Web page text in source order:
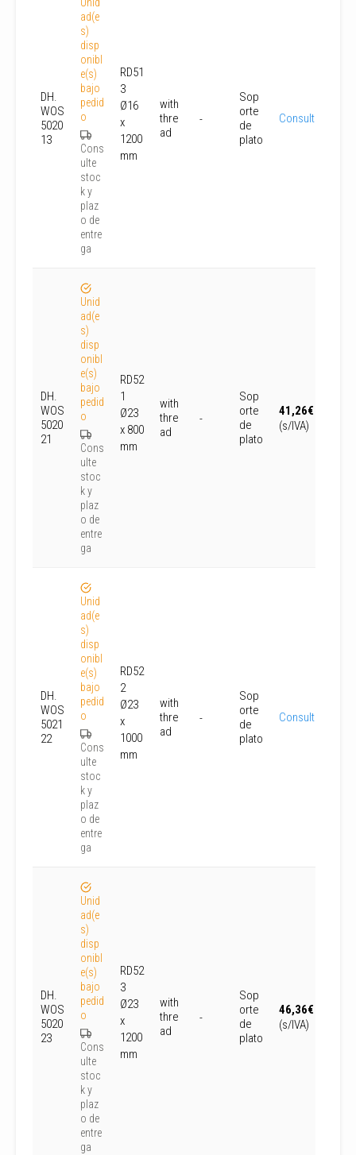
DH.
WOS
5020
13
ad(e
s)
disp
onibl
e(s)
bajo
pedid
o
Cons
ulte
stoc
k y
plaz
o de
entre
ga
RD51
3
Ø16
x
1200
mm
with
thre
ad
-
Sop
orte
de
plato
Consultar
DH.
WOS
5020
21
Unid
ad(e
s)
disp
onibl
e(s)
bajo
pedid
o
Cons
ulte
stoc
k y
plaz
o de
entre
ga
RD52
1
Ø23
x 800
mm
with
thre
ad
-
Sop
orte
de
plato
41,26€
(s/IVA)
DH.
WOS
5021
22
Unid
ad(e
s)
disp
onibl
e(s)
bajo
pedid
o
Cons
ulte
stoc
k y
plaz
o de
entre
ga
RD52
2
Ø23
x
1000
mm
with
thre
ad
-
Sop
orte
de
plato
Consultar
DH.
WOS
5020
23
Unid
ad(e
s)
disp
onibl
e(s)
bajo
pedid
o
Cons
ulte
stoc
k y
plaz
o de
entre
ga
RD52
3
Ø23
x
1200
mm
with
thre
ad
-
Sop
orte
de
plato
46,36€
(s/IVA)